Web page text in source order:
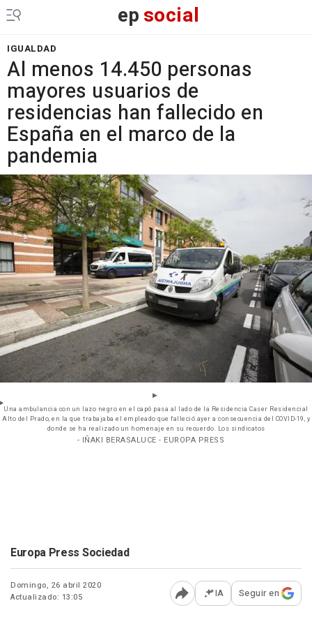
epsocial
IGUALDAD
Al menos 14.450 personas
mayores usuarios de
residencias han fallecido en
España en el marco de la
pandemia
Una ambulancia con un lazo negro en el capó pasa al lado de la Residencia Caser Residencial
Alto del Prado, en la que trabajaba el empleado que falleció ayer a consecuencia del COVID-19, y
donde se ha realizado un homenaje en su recuerdo. Los sindicatos
- IÑAKI BERASALUCE - EUROPA PRESS
Europa Press Sociedad
Domingo, 26 abril 2020
Actualizado: 13:05
Abrir opciones para
IA Seguir en